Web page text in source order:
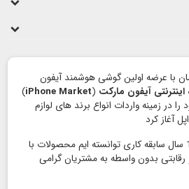
(2007) همزمان با عرضه اولین گوشی هوشمند آیفون
اینترنتی آیفون مارکت (
iPhone Market
)
در زمینه واردات انواع برند های لوازم
آغاز کرد
ما مفتخریم که با بیش از 19 سال سابقه کاری توانسته ایم محصولات با
بدون واسطه به مشتریان گرامی